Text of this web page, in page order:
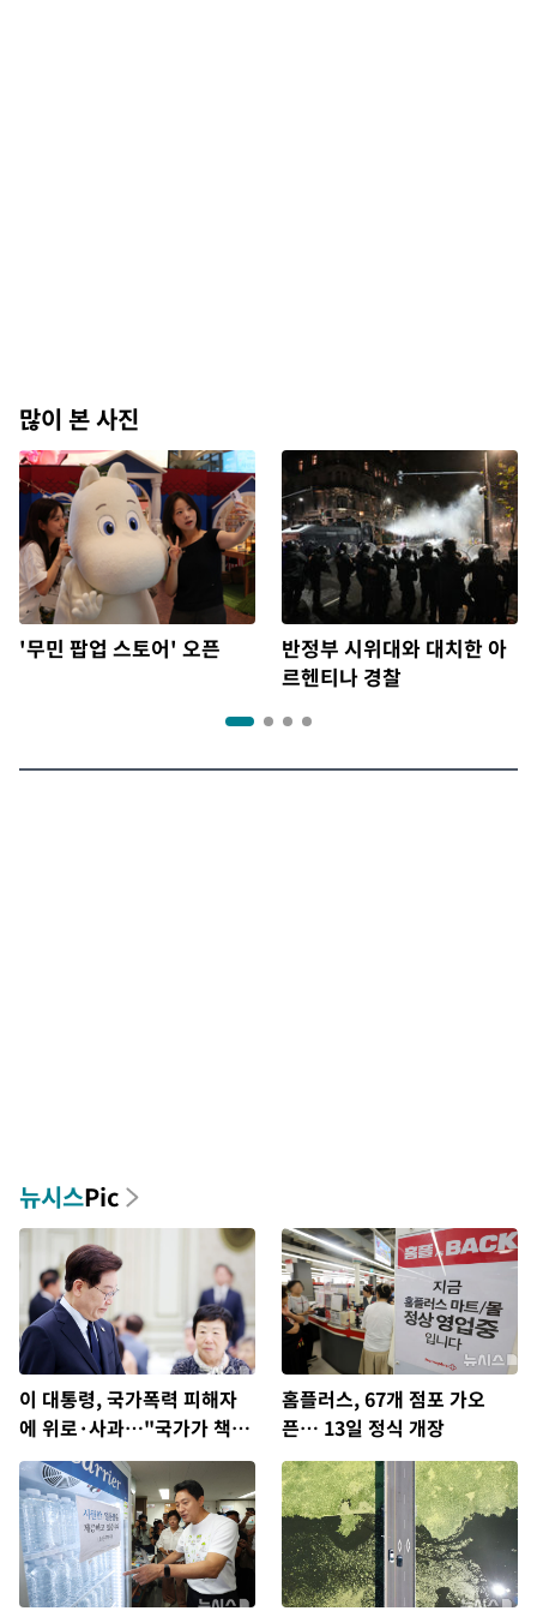
많이 본 사진
'무민 팝업 스토어' 오픈
반정부 시위대와 대치한 아
르헨티나 경찰
뉴시스Pic
이 대통령, 국가폭력 피해자
에 위로·사과…"국가가 책임
지고 치유"
홈플러스, 67개 점포 가오
픈… 13일 정식 개장